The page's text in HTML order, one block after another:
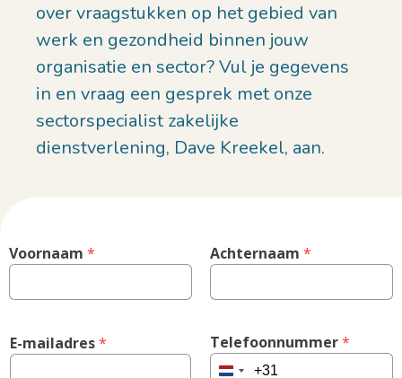
over vraagstukken op het gebied van
werk en gezondheid binnen jouw
organisatie en sector? Vul je gegevens
in en vraag een gesprek met onze
sectorspecialist zakelijke
dienstverlening, Dave Kreekel, aan.
Voornaam * Achternaam *
E-mailadres * Telefoonnummer *